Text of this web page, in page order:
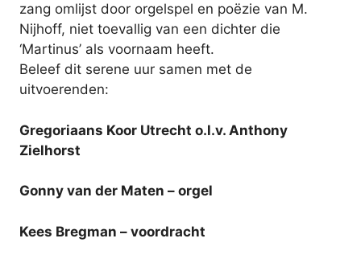
zang omlijst door orgelspel en poëzie van M.
Nijhoff, niet toevallig van een dichter die
‘Martinus’ als voornaam heeft.
Beleef dit serene uur samen met de
uitvoerenden:
Gregoriaans Koor Utrecht o.l.v. Anthony
Zielhorst
Gonny van der Maten – orgel
Kees Bregman – voordracht